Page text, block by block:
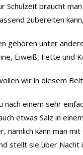
braucht
zubereiten
gehören unter
Eiweiß, Fette und
wir in diesem
einem sehr
etwas Salz in
kann man
stellt sie über